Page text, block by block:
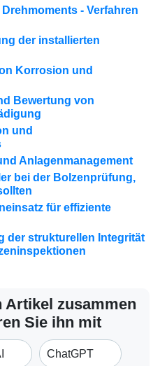
- Verfahren
der installierten
Korrosion und
Bewertung von
und
Anlagenmanagement
bei der Bolzenprüfung,
für effiziente
der strukturellen Integrität
Artikel zusammen
Sie ihn mit
ChatGPT